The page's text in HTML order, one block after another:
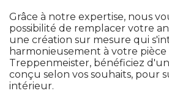
Grâce à notre expertise, nous
possibilité de remplacer votre
une création sur mesure qui
harmonieusement à votre pièce
Treppenmeister, bénéficiez
conçu selon vos souhaits, pour
intérieur.